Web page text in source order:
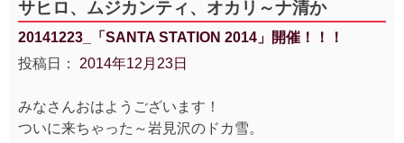
サヒロ、ムジカンティ、オカリ～ナ清か
20141223_「SANTA STATION 2014」開催！！！
投稿日： 2014年12月23日
みなさんおはようございます！
ついに来ちゃった～岩見沢のドカ雪。